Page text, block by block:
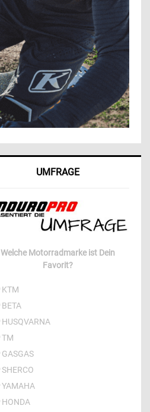
UMFRAGE
Welche Motorradmarke ist Dein
Favorit?
KTM
BETA
HUSQVARNA
TM
GASGAS
SHERCO
YAMAHA
HONDA